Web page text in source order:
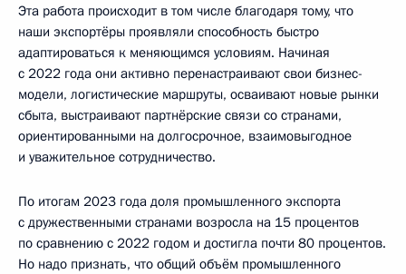
Эта работа происходит в том числе благодаря тому, что
наши экспортёры проявляли способность быстро
адаптироваться к меняющимся условиям. Начиная
с 2022 года они активно перенастраивают свои бизнес-
модели, логистические маршруты, осваивают новые рынки
сбыта, выстраивают партнёрские связи со странами,
ориентированными на долгосрочное, взаимовыгодное
и уважительное сотрудничество.
По итогам 2023 года доля промышленного экспорта
с дружественными странами возросла на 15 процентов
по сравнению с 2022 годом и достигла почти 80 процентов.
Но надо признать, что общий объём промышленного